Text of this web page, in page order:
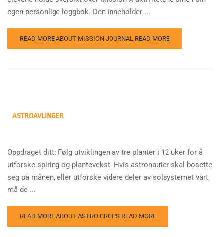
egen personlige loggbok. Den inneholder ...
READ MORE ABOUT MISSION JOURNAL READ MORE
ASTROAVLINGER
Oppdraget ditt: Følg utviklingen av tre planter i 12 uker for å
utforske spiring og plantevekst. Hvis astronauter skal bosette
seg på månen, eller utforske videre deler av solsystemet vårt,
må de ...
READ MORE ABOUT ASTRO CROPS READ MORE